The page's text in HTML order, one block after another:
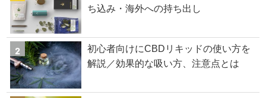
ち込み・海外への持ち出し
初心者向けにCBDリキッドの使い方を
解説／効果的な吸い方、注意点とは